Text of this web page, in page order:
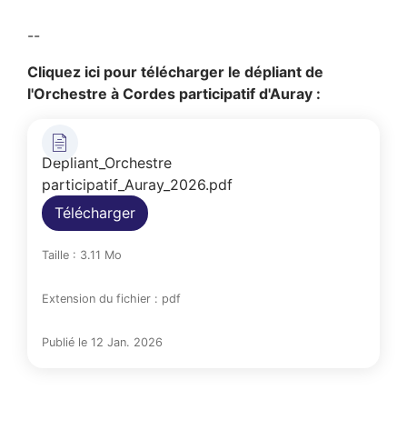
--
Cliquez ici pour télécharger le dépliant de
l'Orchestre à Cordes participatif d'Auray :
Dépliant_Orchestre
participatif_Auray_2026.pdf
Télécharger
Taille : 3.11 Mo
Extension du fichier : pdf
Publié le 12 Jan. 2026